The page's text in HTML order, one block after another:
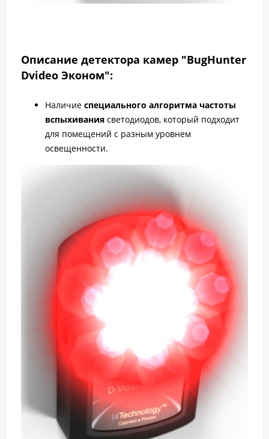
Описание детектора камер "BugHunter
Dvideo Эконом":
Наличие специального алгоритма частоты
вспыхивания светодиодов, который подходит
для помещений с разным уровнем
освещенности.